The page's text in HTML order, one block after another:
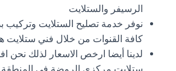
الرسيفر والستلايت
نوفر خدمة تصليح الستلايت وتركيب
كافة القنوات من خلال فني ستلايت
لدينا أيضا ارخص الاسعار لذلك